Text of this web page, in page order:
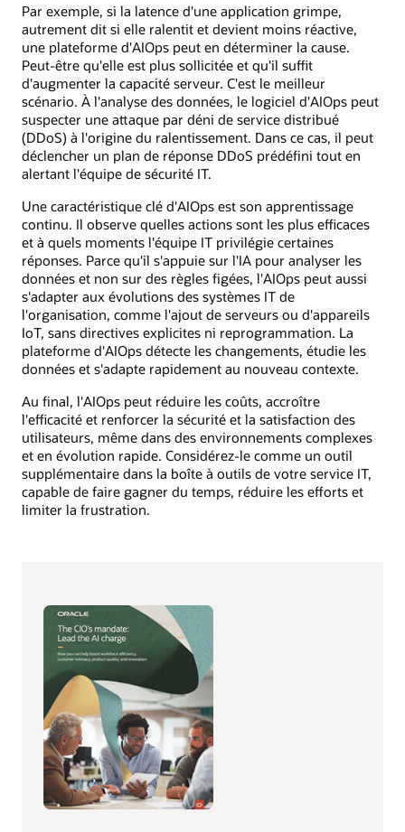
Par exemple, si la latence d'une application grimpe,
autrement dit si elle ralentit et devient moins réactive,
une plateforme d'AIOps peut en déterminer la cause.
Peut-être qu'elle est plus sollicitée et qu'il suffit
d'augmenter la capacité serveur. C'est le meilleur
scénario. À l'analyse des données, le logiciel d'AIOps peut
suspecter une attaque par déni de service distribué
(DDoS) à l'origine du ralentissement. Dans ce cas, il peut
déclencher un plan de réponse DDoS prédéfini tout en
alertant l'équipe de sécurité IT.
Une caractéristique clé d'AIOps est son apprentissage
continu. Il observe quelles actions sont les plus efficaces
et à quels moments l'équipe IT privilégie certaines
réponses. Parce qu'il s'appuie sur l'IA pour analyser les
données et non sur des règles figées, l'AIOps peut aussi
s'adapter aux évolutions des systèmes IT de
l'organisation, comme l'ajout de serveurs ou d'appareils
IoT, sans directives explicites ni reprogrammation. La
plateforme d'AIOps détecte les changements, étudie les
données et s'adapte rapidement au nouveau contexte.
Au final, l'AIOps peut réduire les coûts, accroître
l'efficacité et renforcer la sécurité et la satisfaction des
utilisateurs, même dans des environnements complexes
et en évolution rapide. Considérez-le comme un outil
supplémentaire dans la boîte à outils de votre service IT,
capable de faire gagner du temps, réduire les efforts et
limiter la frustration.